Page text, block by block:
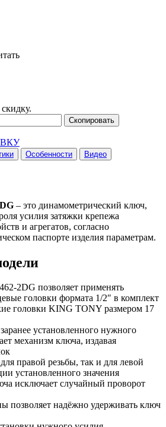
Скопировать
Особенности Видео
– это динамометрический ключ,
усилия затяжки крепежа
и агрегатов, согласно
паспорте изделия параметрам.
2DG позволяет применять
головки формата 1/2″ в комплект
головки KING TONY размером 17
установленного нужного
механизм ключа, издавая
правой резьбы, так и для левой
установленного значения
исключает случайный проворот
позволяет надёжно удерживать ключ